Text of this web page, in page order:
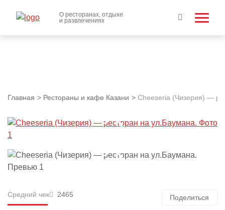
О ресторанах, отдыхе
и развлечениях
Главная Рестораны и кафе Казани Cheeseria (Чизерия) —
Средний чек 2465 Поделиться